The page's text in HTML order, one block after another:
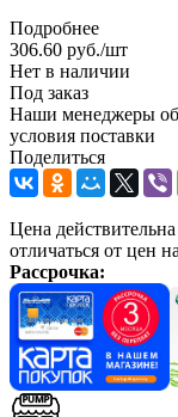
Подробнее
306.60 руб./шт
Нет в наличии
Под заказ
Наши менеджеры
условия поставки
Поделиться
Цена
отличаться от цен
Рассрочка: